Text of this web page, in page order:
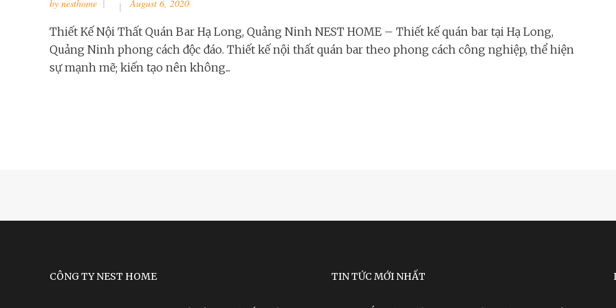
by nesthome August 6, 2020
Thiết Kế Nội Thất Quán Bar Hạ Long, Quảng Ninh NEST HOME – Thiết kế quán bar tại Hạ Long,
Quảng Ninh phong cách độc đáo. Thiết kế nội thất quán bar theo phong cách công nghiệp, thể hiện
sự mạnh mẽ; kiến tạo nên không...
CÔNG TY NEST HOME TIN TỨC MỚI NHẤT